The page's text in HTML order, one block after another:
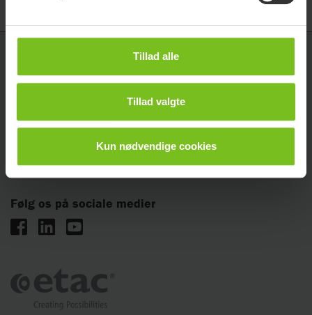
Tillad alle
Tillad valgte
Kun nødvendige cookies
Parallelvej 3
Kundeservice: +45 79 68 58 33
info@etac.dk
CVR: 10313082
Følg os på sociale medier